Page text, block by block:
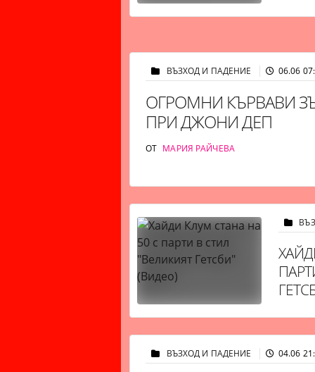
ВЪЗХОД И ПАДЕНИЕ 06.06
ОГРОМНИ КЪРВАВИ
ПРИ ДЖОНИ ДЕП
ОТ МАРИЯ РАЙЧЕВА
ВЪЗХОД И ПАДЕНИЕ 04.06